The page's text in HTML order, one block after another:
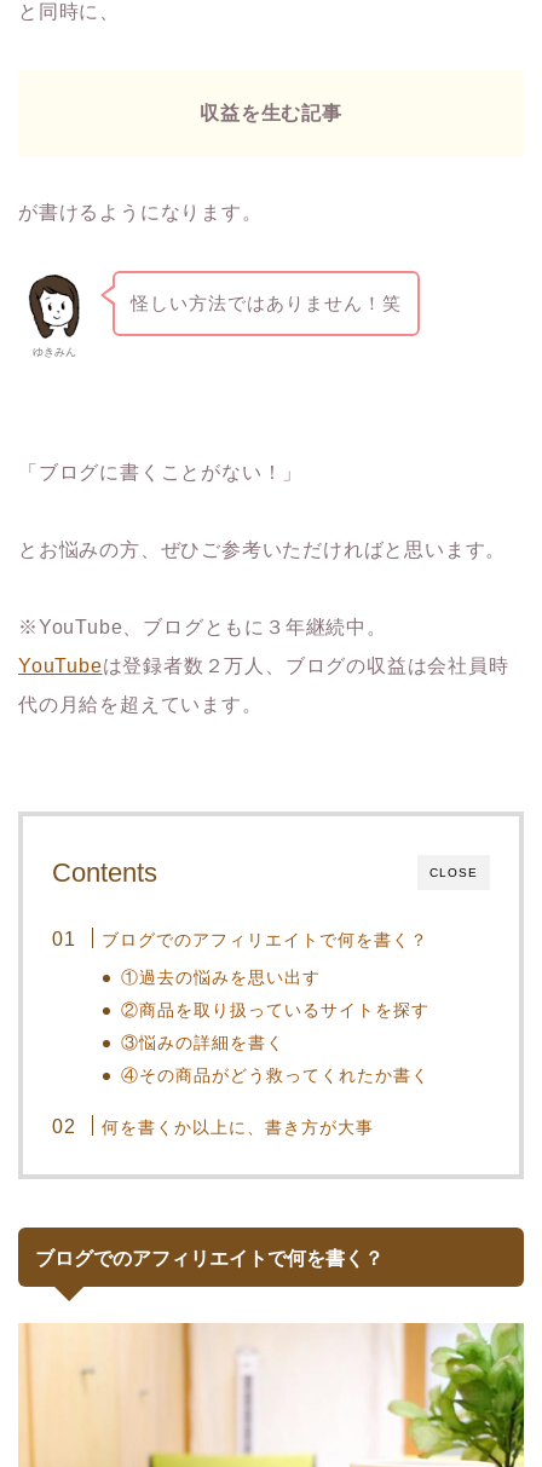
と同時に、
収益を生む記事
が書けるようになります。
ゆきみん
怪しい方法ではありません！笑
「ブログに書くことがない！」
とお悩みの方、ぜひご参考いただければと思います。
※YouTube、ブログともに３年継続中。
YouTubeは登録者数２万人、ブログの収益は会社員時
代の月給を超えています。
CLOSE
Contents
ブログでのアフィリエイトで何を書く？
①過去の悩みを思い出す
②商品を取り扱っているサイトを探す
③悩みの詳細を書く
④その商品がどう救ってくれたか書く
何を書くか以上に、書き方が大事
ブログでのアフィリエイトで何を書く？